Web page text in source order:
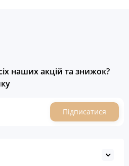
наших акцій та знижок?
Підписатися